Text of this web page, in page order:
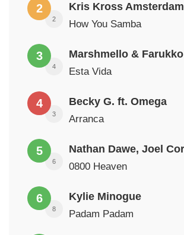
2
2 How You Samba
3
4
Marshmello & Farukko
Esta Vida
4
3
Becky G. ft. Omega
Arranca
5
6 0800 Heaven
6
8
Kylie Minogue
Padam Padam